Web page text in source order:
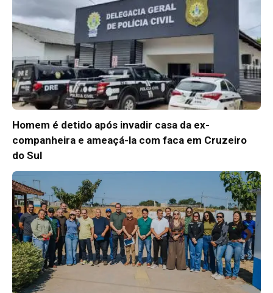
Homem é detido após invadir casa da ex-
companheira e ameaçá-la com faca em Cruzeiro
do Sul